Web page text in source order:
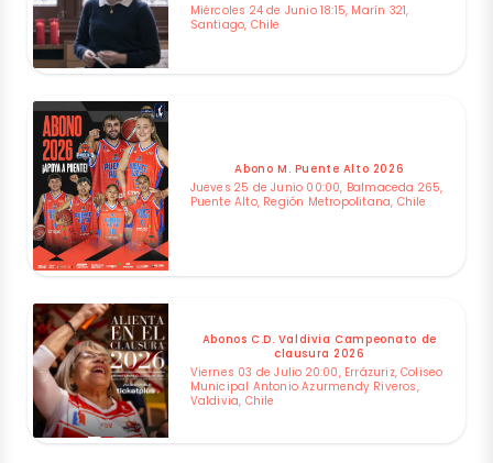
Miércoles 24 de Junio 18:15, Marín 321,
Santiago, Chile
Abono M. Puente Alto 2026
Jueves 25 de Junio 00:00, Balmaceda 265,
Puente Alto, Región Metropolitana, Chile
Abonos C.D. Valdivia Campeonato de
clausura 2026
Viernes 03 de Julio 20:00, Errázuriz, Coliseo
Municipal Antonio Azurmendy Riveros,
Valdivia, Chile